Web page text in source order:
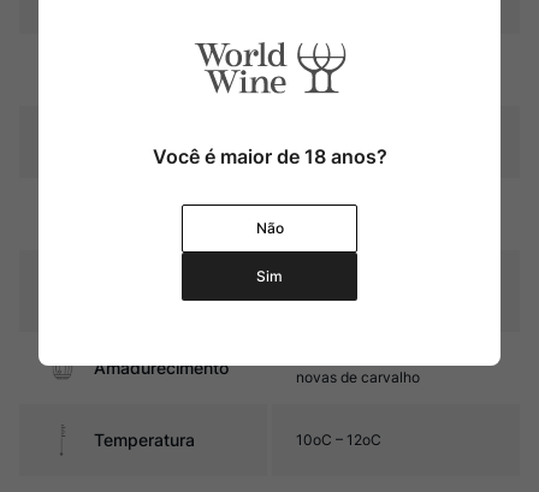
Languedoc-Roussillon
Amadurecimento
novas de carvalho
Temperatura 10oC – 12oC
Você é maior de 18 anos?
Não
Sim